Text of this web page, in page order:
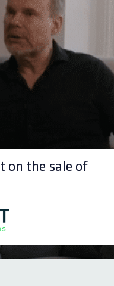
de Pol on the
and sale of Hipex
de Pol